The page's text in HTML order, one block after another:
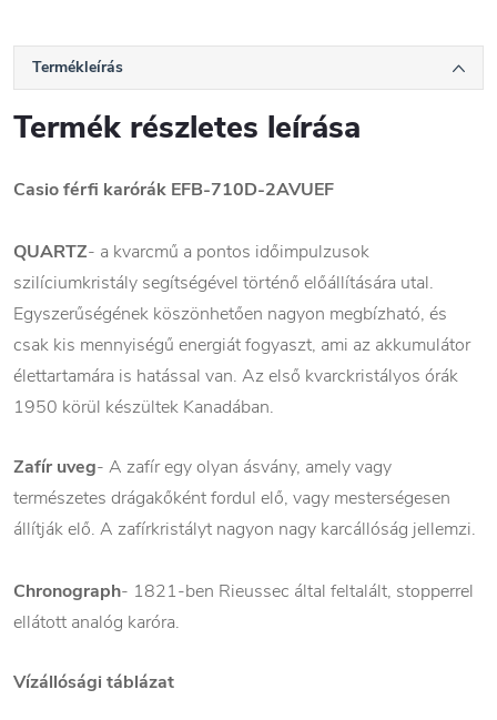
Termékleírás
Termék részletes leírása
Casio férfi karórák EFB-710D-2AVUEF
QUARTZ- a kvarcmű a pontos időimpulzusok
szilíciumkristály segítségével történő előállítására utal.
Egyszerűségének köszönhetően nagyon megbízható, és
csak kis mennyiségű energiát fogyaszt, ami az akkumulátor
élettartamára is hatással van. Az első kvarckristályos órák
1950 körül készültek Kanadában.
Zafír uveg- A zafír egy olyan ásvány, amely vagy
természetes drágakőként fordul elő, vagy mesterségesen
állítják elő. A zafírkristályt nagyon nagy karcállóság jellemzi.
Chronograph- 1821-ben Rieussec által feltalált, stopperrel
ellátott analóg karóra.
Vízállósági táblázat